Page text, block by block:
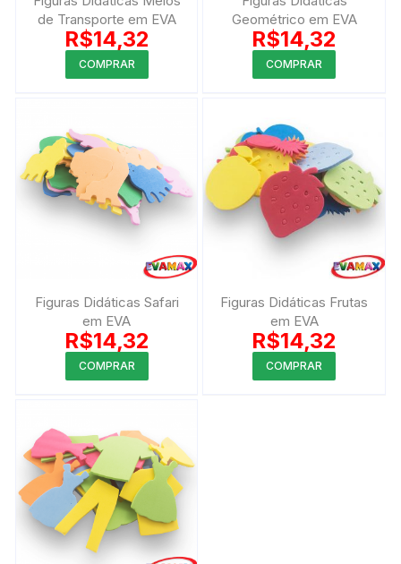
de Transporte em EVA
R$14,32
COMPRAR
Geométrico em EVA
R$14,32
COMPRAR
Figuras Didáticas Safari
em EVA
R$14,32
COMPRAR
Figuras Didáticas Frutas
em EVA
R$14,32
COMPRAR